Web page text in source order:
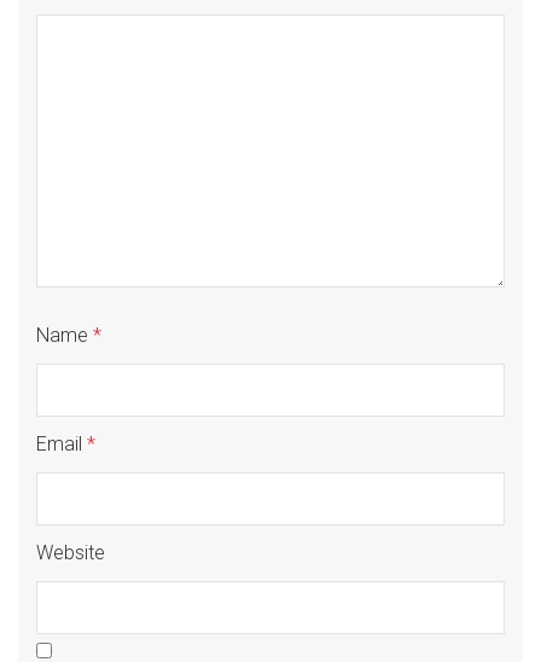
Name *
Email *
Website